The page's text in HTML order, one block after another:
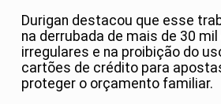
Durigan destacou que esse
na derrubada de mais de 30
irregulares e na proibição do
cartões de crédito para
proteger o orçamento familiar.